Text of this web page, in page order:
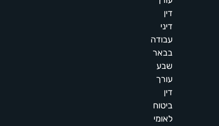
דין
דיני
עבודה
בבאר
שבע
עורך
דין
ביטוח
לאומי